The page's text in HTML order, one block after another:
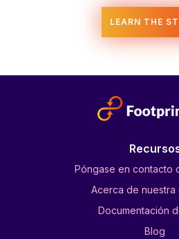
Póngase en contacto
Acerca de nuestra
Documentación
Blog